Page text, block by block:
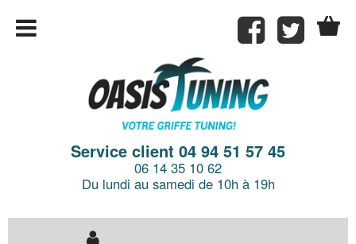
Service client 04 94 51 57 45
06 14 35 10 62
Du lundi au samedi de 10h à 19h